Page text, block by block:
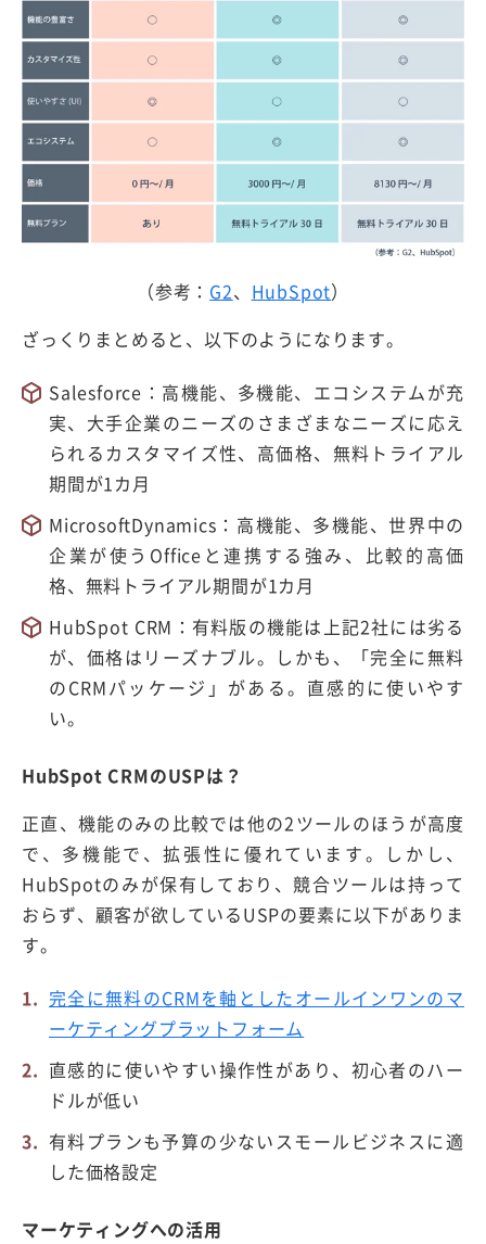
（参考： G2、 HubSpot）
ざっくりまとめると、以下のようになります。
Salesforce：高機能、多機能、エコシステムが充
実、大手企業のニーズのさまざまなニーズに応え
られるカスタマイズ性、高価格、無料トライアル
期間が1カ月
MicrosoftDynamics：高機能、多機能、世界中の
企業が使うOfficeと連携する強み、比較的高価
格、無料トライアル期間が1カ月
HubSpot CRM：有料版の機能は上記2社には劣る
が、価格はリーズナブル。しかも、「完全に無料
のCRMパッケージ」がある。直感的に使いやす
い。
HubSpot CRMのUSPは？
正直、機能のみの比較では他の2ツールのほうが高度
で、多機能で、拡張性に優れています。しかし、
HubSpotのみが保有しており、競合ツールは持って
おらず、顧客が欲しているUSPの要素に以下がありま
す。
完全に無料のCRMを軸としたオールインワンのマ
ーケティングプラットフォーム
直感的に使いやすい操作性があり、初心者のハー
ドルが低い
有料プランも予算の少ないスモールビジネスに適
した価格設定
マーケティングへの活用